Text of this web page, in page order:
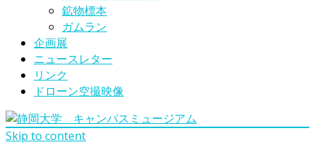
鉱物標本
ガムラン
企画展
ニュースレター
リンク
ドローン空撮映像
Skip to content